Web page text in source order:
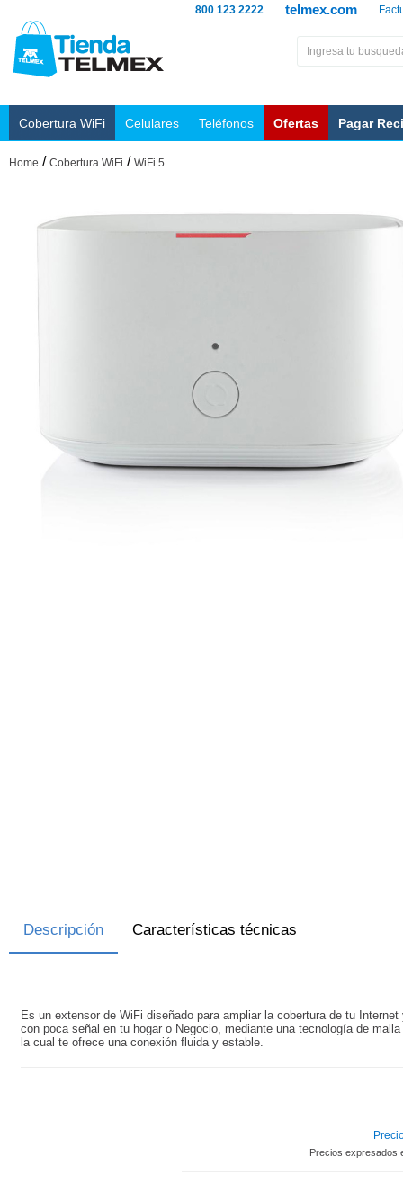
telmex.com
800 123 2222
Cobertura WiFi Celulares Teléfonos Ofertas Pagar
Home / Cobertura WiFi / WiFi 5
Descripción Características técnicas
Es un extensor de WiFi diseñado para ampliar la cobertura de tu
con poca señal en tu hogar o Negocio, mediante una tecnología de
la cual te ofrece una conexión fluida y estable.
Precios expresados